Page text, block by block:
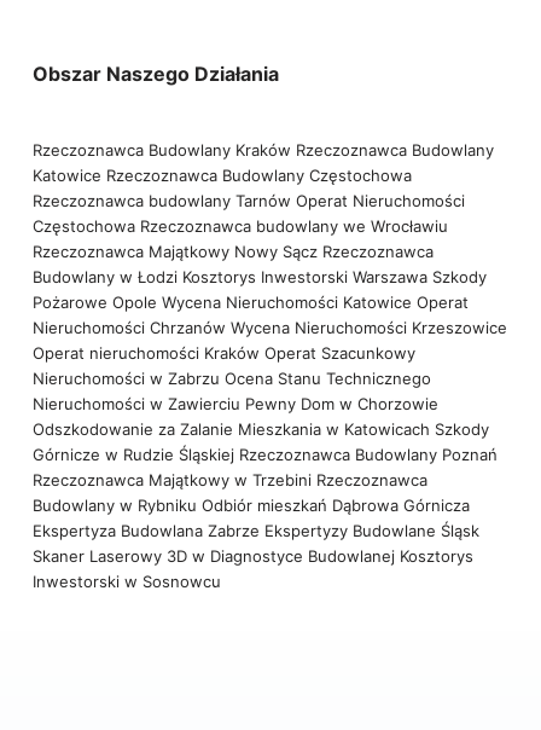
Obszar Naszego Działania
Rzeczoznawca Budowlany Kraków Rzeczoznawca Budowlany
Katowice Rzeczoznawca Budowlany Częstochowa
Rzeczoznawca budowlany Tarnów Operat Nieruchomości
Częstochowa Rzeczoznawca budowlany we Wrocławiu
Rzeczoznawca Majątkowy Nowy Sącz Rzeczoznawca
Budowlany w Łodzi Kosztorys Inwestorski Warszawa Szkody
Pożarowe Opole Wycena Nieruchomości Katowice Operat
Nieruchomości Chrzanów Wycena Nieruchomości Krzeszowice
Operat nieruchomości Kraków Operat Szacunkowy
Nieruchomości w Zabrzu Ocena Stanu Technicznego
Nieruchomości w Zawierciu Pewny Dom w Chorzowie
Odszkodowanie za Zalanie Mieszkania w Katowicach Szkody
Górnicze w Rudzie Śląskiej Rzeczoznawca Budowlany Poznań
Rzeczoznawca Majątkowy w Trzebini Rzeczoznawca
Budowlany w Rybniku Odbiór mieszkań Dąbrowa Górnicza
Ekspertyza Budowlana Zabrze Ekspertyzy Budowlane Śląsk
Skaner Laserowy 3D w Diagnostyce Budowlanej Kosztorys
Inwestorski w Sosnowcu